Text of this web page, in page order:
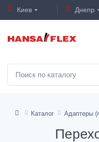
Киев Днепр
Каталог Адаптеры